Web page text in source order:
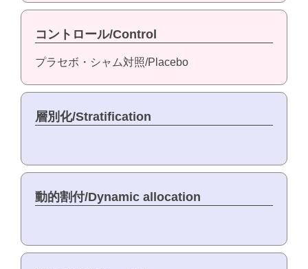
コントロール/Control
プラセボ・シャム対照/Placebo
層別化/Stratification
動的割付/Dynamic allocation